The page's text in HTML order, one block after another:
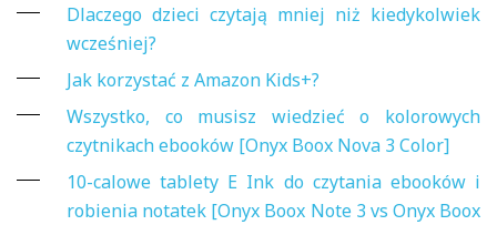
Dlaczego dzieci czytają mniej niż kiedykolwiek
wcześniej?
Jak korzystać z Amazon Kids+?
Wszystko, co musisz wiedzieć o kolorowych
czytnikach ebooków [Onyx Boox Nova 3 Color]
10-calowe tablety E Ink do czytania ebooków i
robienia notatek [Onyx Boox Note 3 vs Onyx Boox